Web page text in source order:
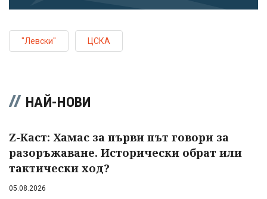
"Левски" ЦСКА
НАЙ-НОВИ
Z-Каст: Хамас за първи път говори за
разоръжаване. Исторически обрат или
тактически ход?
05.08.2026